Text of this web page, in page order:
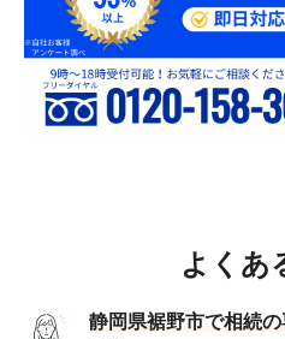
よくあ
静岡県裾野市で相続